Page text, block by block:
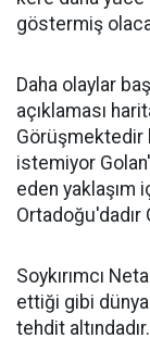
göstermiş
Daha olaylar
açıklaması
Görüşmektedir
istemiyor
eden yaklaşım
Ortadoğu'dadır
Soykırımcı
ettiği gibi dünya
tehdit